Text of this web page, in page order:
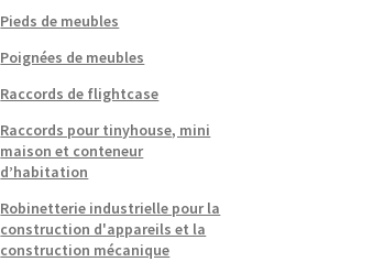
Pieds de meubles
Poignées de meubles
Raccords de flightcase
Raccords pour tinyhouse, mini
maison et conteneur
d’habitation
Robinetterie industrielle pour la
construction d'appareils et la
construction mécanique